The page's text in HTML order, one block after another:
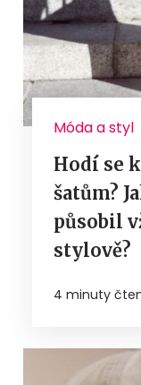
Móda a styl
Hodí se
šatům?
působil
stylově?
4 minuty